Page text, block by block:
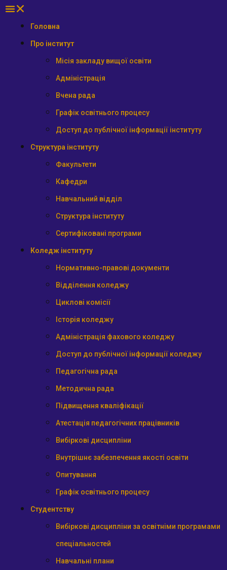
Головна
Про інститут
Місія закладу вищої освіти
Адміністрація
Вчена рада
Графік освітнього процесу
Доступ до публічної інформації інституту
Структура інституту
Факультети
Кафедри
Навчальний відділ
Структура інституту
Сертифіковані програми
Коледж інституту
Нормативно-правові документи
Відділення коледжу
Циклові комісії
Історія коледжу
Адміністрація фахового коледжу
Доступ до публічної інформації коледжу
Педагогічна рада
Методична рада
Підвищення кваліфікації
Атестація педагогічних працівників
Вибіркові дисципліни
Внутрішнє забезпечення якості освіти
Опитування
Графік освітнього процесу
Студентству
Вибіркові дисципліни за освітніми програмами
спеціальностей
Навчальні плани